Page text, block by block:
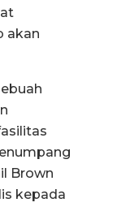
akan
Brown
kepada